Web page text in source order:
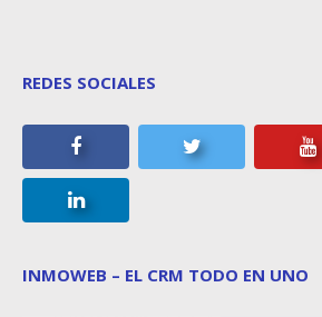
REDES SOCIALES
INMOWEB – EL CRM TODO EN UNO